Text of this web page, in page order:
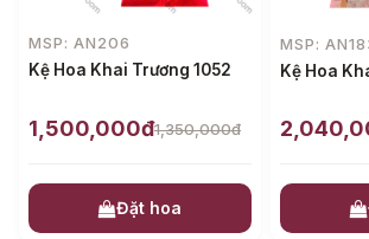
MSP: AN206
Kệ Hoa Khai Trương 1052
1,500,000đ1,350,000đ
Đặt hoa
MSP:
Kệ Hoa